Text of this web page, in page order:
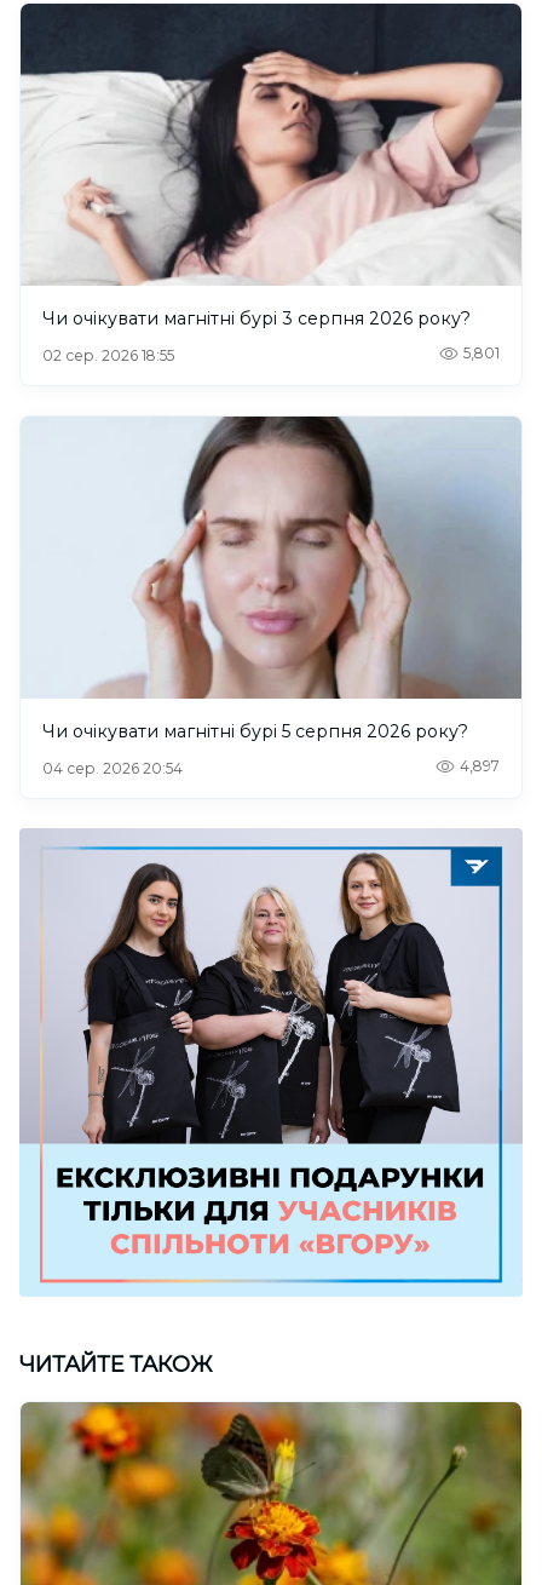
Чи очікувати магнітні бурі 3 серпня 2026 року?
02 сер. 2026 18:55 5,801
Чи очікувати магнітні бурі 5 серпня 2026 року?
04 сер. 2026 20:54 4,897
ЧИТАЙТЕ ТАКОЖ